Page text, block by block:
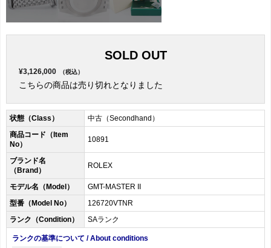
SOLD OUT
¥3,126,000 （税込）
こちらの商品は売り切れとなりました
状態（Class）
中古（Secondhand）
商品コード（Item
No）
10891
ブランド名
（Brand）
ROLEX
モデル名（Model）
GMT-MASTER II
型番（Model No）
126720VTNR
ランク（Condition）
SAランク
ランクの基準について / About conditions